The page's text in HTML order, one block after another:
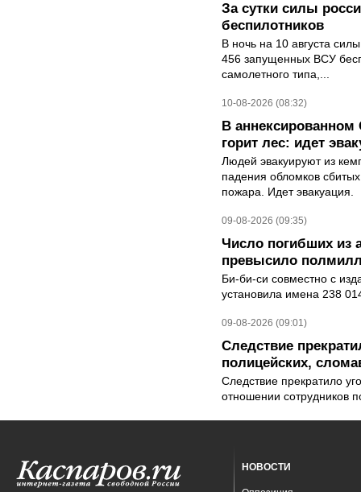
За сутки силы
беспилотников
В ночь на 10 августа
456 запущенных ВСУ
самолетного типа,...
10-08-2026 (08:32)
В аннексированном
горит лес: идет
Людей эвакуируют из
падения обломков
пожара. Идет эвакуация.
09-08-2026 (09:35)
Число погибших из
превысило
Би-би-си совместно с
установила имена 238
09-08-2026 (09:01)
Следствие
полицейских,
Следствие прекратило
отношении сотрудников
НОВОСТИ